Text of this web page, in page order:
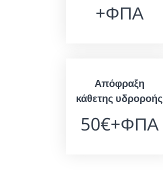
+ΦΠΑ
Απόφραξη
κάθετης υδροροής
50€+ΦΠΑ